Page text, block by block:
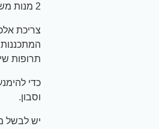
2 מנות משקה ביום לגברים (300 מ"ל יין ביום או 720 מ"ל בירה לערך).
צריכת
המתכננות
תרופות
כדי
וסבון.
יש לבשל